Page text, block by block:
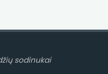
sodinukai